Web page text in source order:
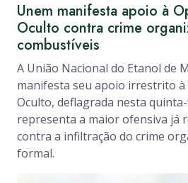
Unem manifesta apoio à
Oculto contra crime
combustíveis
A União Nacional do Etanol de
manifesta seu apoio irrestrito à
Oculto, deflagrada nesta
representa a maior ofensiva já
contra a infiltração do crime
formal.